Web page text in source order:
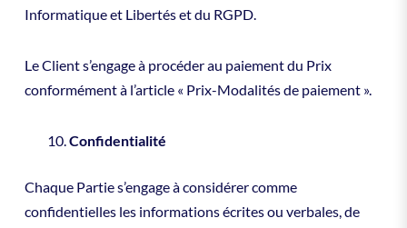
Informatique et Libertés et du RGPD.
Le Client s’engage à procéder au paiement du Prix
conformément à l’article « Prix-Modalités de paiement ».
Confidentialité
Chaque Partie s’engage à considérer comme
confidentielles les informations écrites ou verbales, de